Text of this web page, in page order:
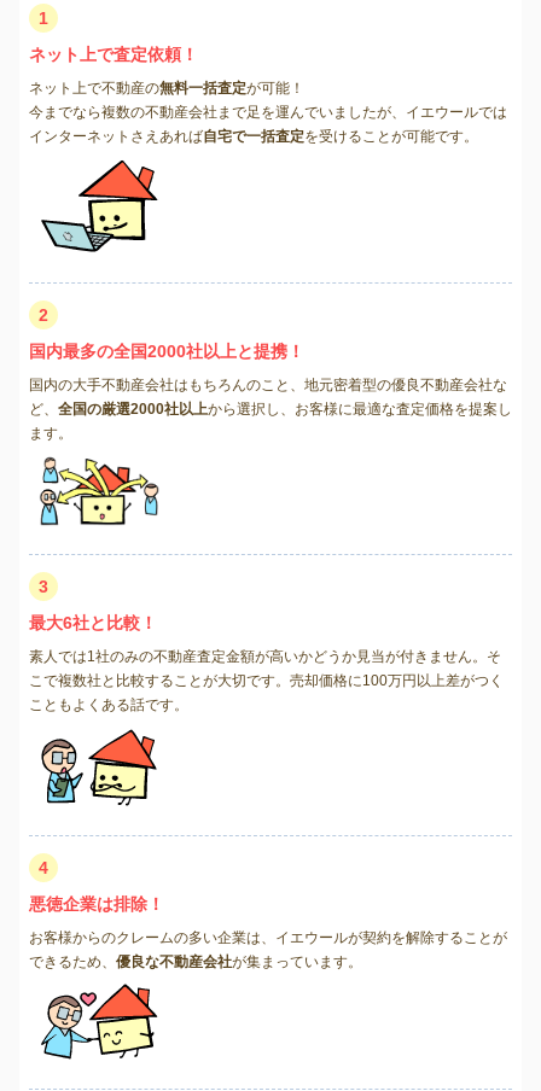
1
ネット上で査定依頼！
ネット上で不動産の無料一括査定が可能！
今までなら複数の不動産会社まで足を運んでいましたが、イエウールでは
インターネットさえあれば自宅で一括査定を受けることが可能です。
2
国内最多の全国2000社以上と提携！
国内の大手不動産会社はもちろんのこと、地元密着型の優良不動産会社な
ど、 全国の厳選2000社以上から選択し、お客様に最適な査定価格を提案し
ます。
3
最大6社と比較！
素人では1社のみの不動産査定金額が高いかどうか見当が付きません。そ
こで複数社と比較することが大切です。売却価格に100万円以上差がつく
こともよくある話です。
4
悪徳企業は排除！
お客様からのクレームの多い企業は、イエウールが契約を解除することが
できるため、 優良な不動産会社が集まっています。